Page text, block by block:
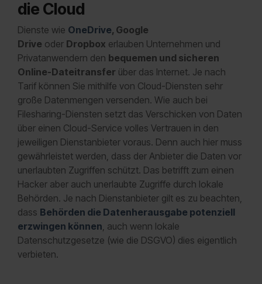
die Cloud
Dienste wie OneDrive, Google
Drive oder Dropbox erlauben Unternehmen und
Privatanwendern den bequemen und sicheren
Online-Dateitransfer über das Internet. Je nach
Tarif können Sie mithilfe von Cloud-Diensten sehr
große Datenmengen versenden. Wie auch bei
Filesharing-Diensten setzt das Verschicken von Daten
über einen Cloud-Service volles Vertrauen in den
jeweiligen Dienstanbieter voraus. Denn auch hier muss
gewährleistet werden, dass der Anbieter die Daten vor
unerlaubten Zugriffen schützt. Das betrifft zum einen
Hacker aber auch unerlaubte Zugriffe durch lokale
Behörden. Je nach Dienstanbieter gilt es zu beachten,
dass Behörden die Datenherausgabe potenziell
erzwingen können, auch wenn lokale
Datenschutzgesetze (wie die DSGVO) dies eigentlich
verbieten.